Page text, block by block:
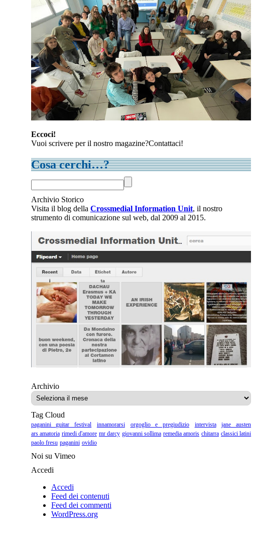
Eccoci!
Vuoi scrivere per il nostro magazine?Contattaci!
Cosa cerchi…?
Archivio Storico
Visita il blog della Crossmedial Information Unit, il nostro
strumento di comunicazione sul web, dal 2009 al 2015.
ArchivioArchivio
Tag Cloud
paganini guitar festival innamorarsi orgoglio e pregiudizio intervista
jane austen
ars amatoria rimedi d'amore mr darcy giovanni sollima remedia amoris chitarra classici latini
paolo fresu paganini ovidio
Noi su Vimeo
Accedi
Accedi
Feed dei contenuti
Feed dei commenti
WordPress.org